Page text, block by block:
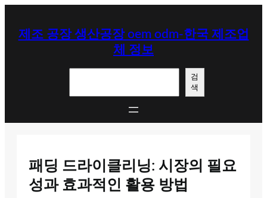
제조 공장 생산공장 oem odm-한국 제조업
체 정보
검
색
패딩 드라이클리닝: 시장의 필요
성과 효과적인 활용 방법